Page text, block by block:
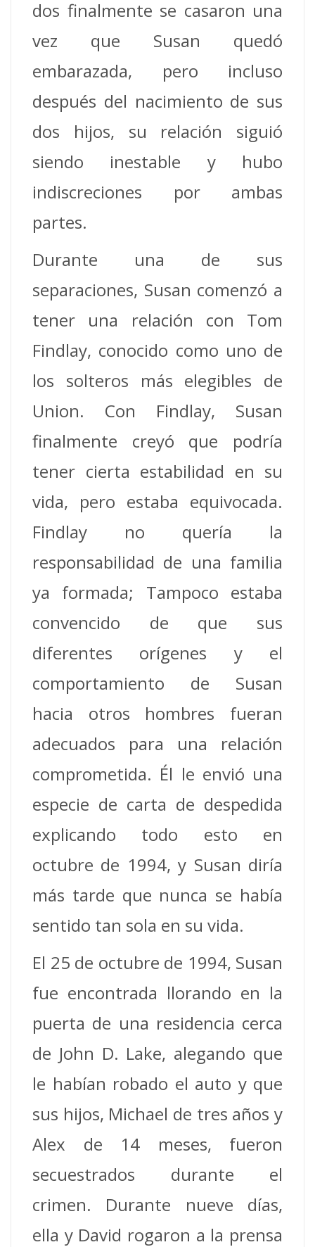
dos finalmente se casaron una
vez que Susan quedó
embarazada, pero incluso
después del nacimiento de sus
dos hijos, su relación siguió
siendo inestable y hubo
indiscreciones por ambas
partes.
Durante una de sus
separaciones, Susan comenzó a
tener una relación con Tom
Findlay, conocido como uno de
los solteros más elegibles de
Union. Con Findlay, Susan
finalmente creyó que podría
tener cierta estabilidad en su
vida, pero estaba equivocada.
Findlay no quería la
responsabilidad de una familia
ya formada; Tampoco estaba
convencido de que sus
diferentes orígenes y el
comportamiento de Susan
hacia otros hombres fueran
adecuados para una relación
comprometida. Él le envió una
especie de carta de despedida
explicando todo esto en
octubre de 1994, y Susan diría
más tarde que nunca se había
sentido tan sola en su vida.
El 25 de octubre de 1994, Susan
fue encontrada llorando en la
puerta de una residencia cerca
de John D. Lake, alegando que
le habían robado el auto y que
sus hijos, Michael de tres años y
Alex de 14 meses, fueron
secuestrados durante el
crimen. Durante nueve días,
ella y David rogaron a la prensa